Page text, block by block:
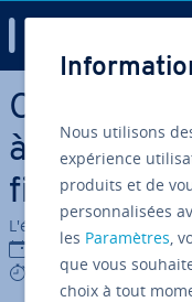
Aller au contenu principal
à redéfinir
fichier
L'équipe édi­to­riale IONOS
20/10/2023
3 mins
Nous utilisons
expérience
produits et de
personnalisées
les Paramètres,
que vous
choix à tout